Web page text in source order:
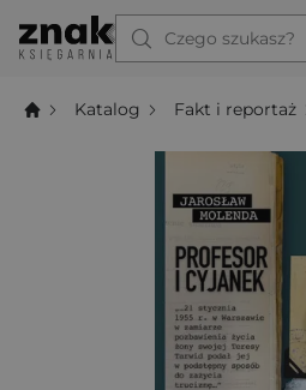
Czego szukasz?
Katalog Fakt i reportaż